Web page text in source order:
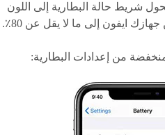
شريط حالة البطارية إلى اللون
ايفون إلى ما لا يقل عن 80٪.
من إعدادات البطارية: